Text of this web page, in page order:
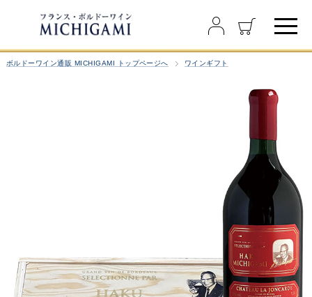
ボルドーワイン通販 MICHIGAMI トップページへ ワインギフト